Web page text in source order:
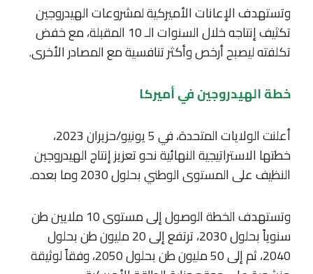
وتستهدف الإعانات الأميركية لمشروعات الهيدروجين
تكثيف إنتاجه خلال السنوات الـ 10 المقبلة، مع خفض
تكلفته ليصبح أرخص وأكثر تنافسية مع المصادر الأخرى.
خطة الهيدروجين في أميركا
أعلنت الولايات المتحدة، في 5 يونيو/حزيران 2023،
خطتها الاستراتيجية النهائية نحو تعزيز إنتاج الهيدروجين
النظيف على المستوى الوطني بحلول 2030 وما بعده.
وتستهدف الخطة الوصول إلى مستوى 10 ملايين طن
سنوياً بحلول 2030، ترتفع إلى 20 مليون طن بحلول
2040، ثم إلى 50 مليون طن بحلول 2050، وفقاً لوثيقة